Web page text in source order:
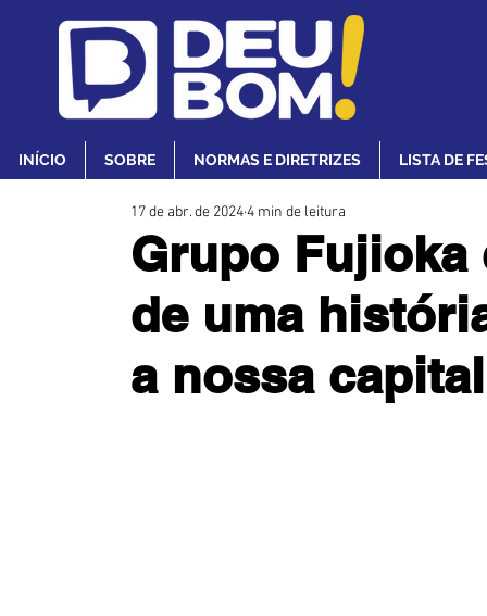
INÍCIO SOBRE NORMAS E DIRETRIZES LISTA DE
Grupo Fujioka
de uma
a nossa capital
17 de abr. de 20244 min de leitura